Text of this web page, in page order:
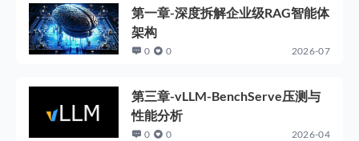
第一章-深度拆解企业级RAG智能体
架构
0 0 2026-07
第三章-vLLM-BenchServe压测与
性能分析
0 0 2026-04